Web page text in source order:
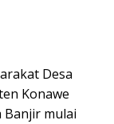
Desa
Konawe
Banjir mulai